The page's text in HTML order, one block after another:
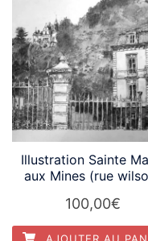
Illustration Sainte
aux Mines (rue
100,00€
AJOUTER AU